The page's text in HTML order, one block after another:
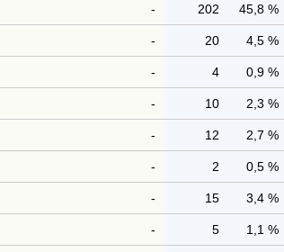
- 202 45,8 %
- 20 4,5 %
- 4 0,9 %
- 10 2,3 %
- 12 2,7 %
- 2 0,5 %
- 15 3,4 %
- 5 1,1 %